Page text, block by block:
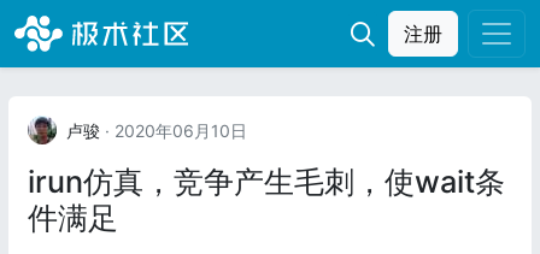
注册
卢骏 · 2020年06月10日
irun仿真，竞争产生毛刺，使wait条
件满足